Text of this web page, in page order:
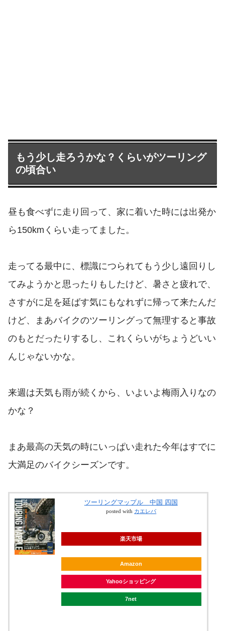
もう少し走ろうかな？くらいがツーリング
の頃合い
昼も食べずに走り回って、家に着いた時には出発か
ら150kmくらい走ってました。
走ってる最中に、標識につられてもう少し遠回りし
てみようかと思ったりもしたけど、暑さと疲れで、
さすがに足を延ばす気にもなれずに帰って来たんだ
けど、まあバイクのツーリングって無理すると事故
のもとだったりするし、これくらいがちょうどいい
んじゃないかな。
来週は天気も雨が続くから、いよいよ梅雨入りなの
かな？
まあ最高の天気の時にいっぱい走れた今年はすでに
大満足のバイクシーズンです。
ツーリングマップル 中国 四国
posted with カエレバ
楽天市場
Amazon
Yahooショッピング
7net